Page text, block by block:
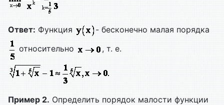
Ответ: Функция
- бесконечно малая порядка
относительно
, т. е.
Пример 2. Определить порядок малости функции